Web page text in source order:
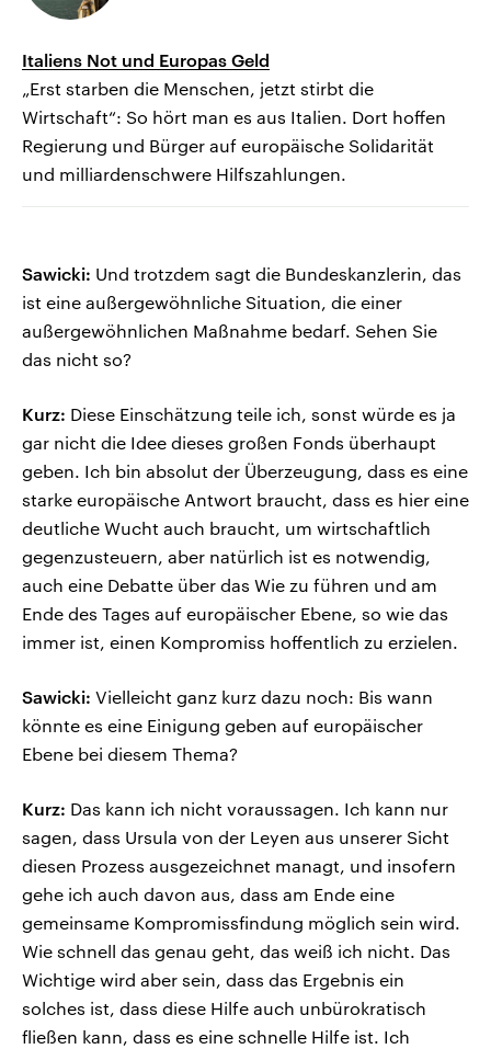
Italiens Not und Europas Geld
„Erst starben die Menschen, jetzt stirbt die
Wirtschaft“: So hört man es aus Italien. Dort hoffen
Regierung und Bürger auf europäische Solidarität
und milliardenschwere Hilfszahlungen.
Sawicki: Und trotzdem sagt die Bundeskanzlerin, das
ist eine außergewöhnliche Situation, die einer
außergewöhnlichen Maßnahme bedarf. Sehen Sie
das nicht so?
Kurz: Diese Einschätzung teile ich, sonst würde es ja
gar nicht die Idee dieses großen Fonds überhaupt
geben. Ich bin absolut der Überzeugung, dass es eine
starke europäische Antwort braucht, dass es hier eine
deutliche Wucht auch braucht, um wirtschaftlich
gegenzusteuern, aber natürlich ist es notwendig,
auch eine Debatte über das Wie zu führen und am
Ende des Tages auf europäischer Ebene, so wie das
immer ist, einen Kompromiss hoffentlich zu erzielen.
Sawicki: Vielleicht ganz kurz dazu noch: Bis wann
könnte es eine Einigung geben auf europäischer
Ebene bei diesem Thema?
Kurz: Das kann ich nicht voraussagen. Ich kann nur
sagen, dass Ursula von der Leyen aus unserer Sicht
diesen Prozess ausgezeichnet managt, und insofern
gehe ich auch davon aus, dass am Ende eine
gemeinsame Kompromissfindung möglich sein wird.
Wie schnell das genau geht, das weiß ich nicht. Das
Wichtige wird aber sein, dass das Ergebnis ein
solches ist, dass diese Hilfe auch unbürokratisch
fließen kann, dass es eine schnelle Hilfe ist. Ich